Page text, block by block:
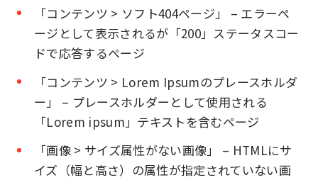
「コンテンツ > ソフト404ページ」 – エラーペ
ージとして表示されるが「200」ステータスコー
ドで応答するページ
「コンテンツ > Lorem Ipsumのプレースホルダ
ー」 – プレースホルダーとして使用される
「Lorem ipsum」テキストを含むページ
「画像 > サイズ属性がない画像」 – HTMLにサ
イズ（幅と高さ）の属性が指定されていない画